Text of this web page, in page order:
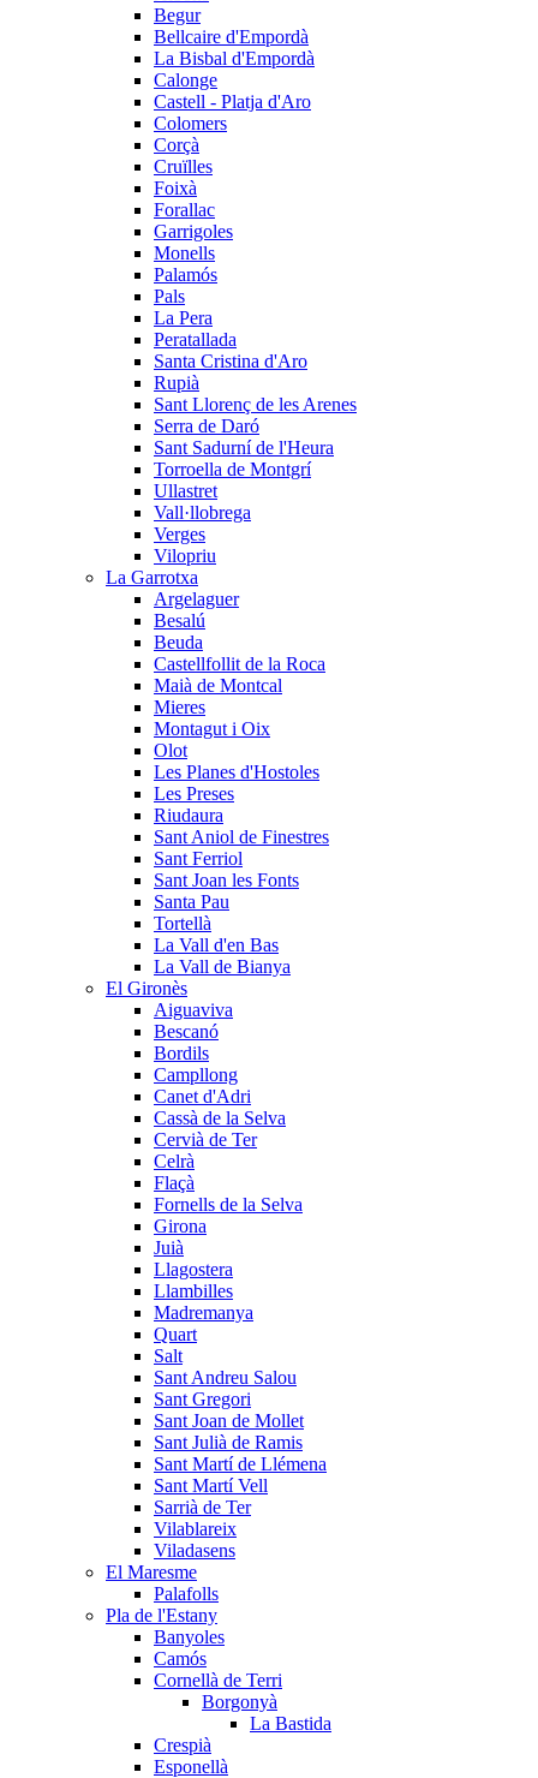
Begur
Bellcaire d'Empordà
La Bisbal d'Empordà
Calonge
Castell - Platja d'Aro
Colomers
Corçà
Cruïlles
Foixà
Forallac
Garrigoles
Monells
Palamós
Pals
La Pera
Peratallada
Santa Cristina d'Aro
Rupià
Sant Llorenç de les Arenes
Serra de Daró
Sant Sadurní de l'Heura
Torroella de Montgrí
Ullastret
Vall·llobrega
Verges
Vilopriu
La Garrotxa
Argelaguer
Besalú
Beuda
Castellfollit de la Roca
Maià de Montcal
Mieres
Montagut i Oix
Olot
Les Planes d'Hostoles
Les Preses
Riudaura
Sant Aniol de Finestres
Sant Ferriol
Sant Joan les Fonts
Santa Pau
Tortellà
La Vall d'en Bas
La Vall de Bianya
El Gironès
Aiguaviva
Bescanó
Bordils
Campllong
Canet d'Adri
Cassà de la Selva
Cervià de Ter
Celrà
Flaçà
Fornells de la Selva
Girona
Juià
Llagostera
Llambilles
Madremanya
Quart
Salt
Sant Andreu Salou
Sant Gregori
Sant Joan de Mollet
Sant Julià de Ramis
Sant Martí de Llémena
Sant Martí Vell
Sarrià de Ter
Vilablareix
Viladasens
El Maresme
Palafolls
Pla de l'Estany
Banyoles
Camós
Cornellà de Terri
Borgonyà
La Bastida
Crespià
Esponellà